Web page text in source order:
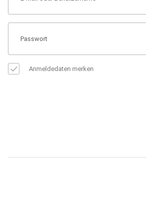
Anmeldedaten merken